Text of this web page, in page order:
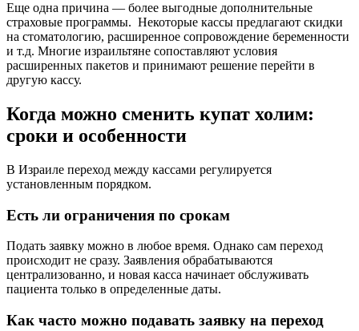
Еще одна причина — более выгодные дополнительные
страховые программы. Некоторые кассы предлагают скидки
на стоматологию, расширенное сопровождение беременности
и т.д. Многие израильтяне сопоставляют условия
расширенных пакетов и принимают решение перейти в
другую кассу.
Когда можно сменить купат холим:
сроки и особенности
В Израиле переход между кассами регулируется
установленным порядком.
Есть ли ограничения по срокам
Подать заявку можно в любое время. Однако сам переход
происходит не сразу. Заявления обрабатываются
централизованно, и новая касса начинает обслуживать
пациента только в определенные даты.
Как часто можно подавать заявку на переход